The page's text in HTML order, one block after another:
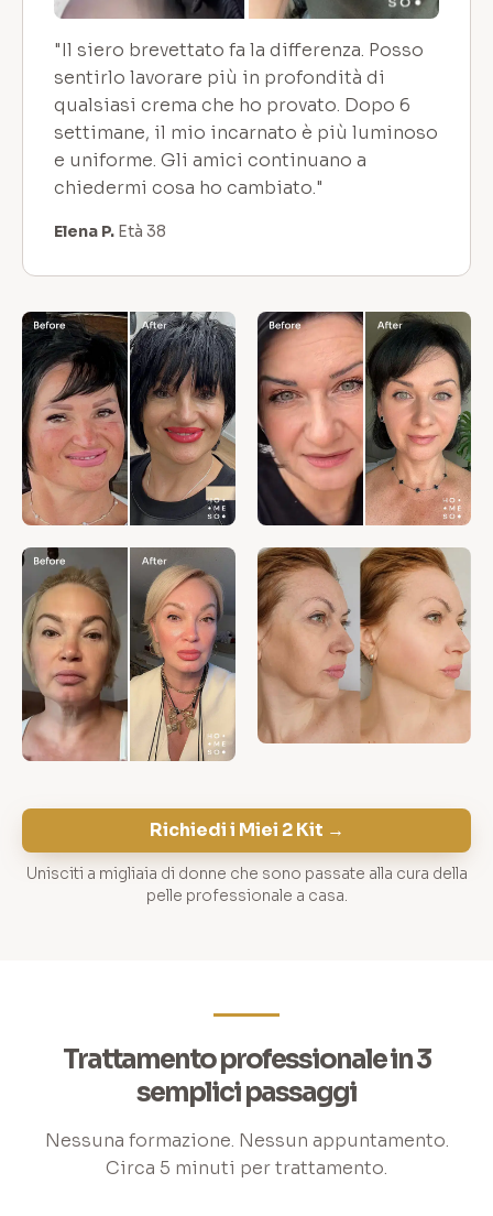
"Il siero brevettato fa la differenza. Posso
sentirlo lavorare più in profondità di
qualsiasi crema che ho provato. Dopo 6
settimane, il mio incarnato è più luminoso
e uniforme. Gli amici continuano a
chiedermi cosa ho cambiato."
Elena P. Età 38
Richiedi i Miei 2 Kit →
Unisciti a migliaia di donne che sono passate alla cura della
pelle professionale a casa.
Trattamento professionale in 3
semplici passaggi
Nessuna formazione. Nessun appuntamento.
Circa 5 minuti per trattamento.